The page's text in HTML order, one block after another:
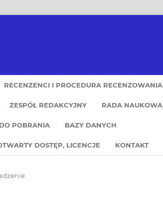
RECENZENCI I PROCEDURA RECENZOWANIA
ZESPÓŁ REDAKCYJNY RADA NAUKOWA
POBRANIA BAZY DANYCH
DOSTĘP, LICENCJE KONTAKT